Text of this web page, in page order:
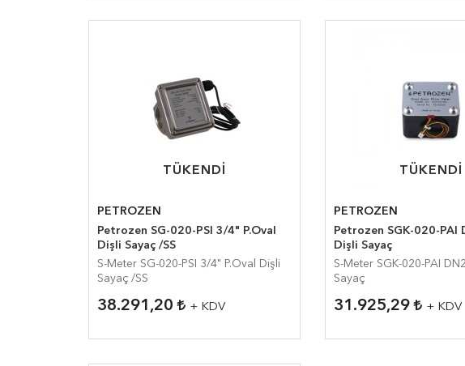
TÜKENDI
TÜKENDI
PETROZEN
Petrozen SG-020-PSI 3/4" P.Oval
Dişli Sayaç /SS
S-Meter SG-020-PSI 3/4" P.Oval Dişli
Sayaç /SS
38.291,20 + KDV
TÜKENDI
TÜKENDI
PETROZEN
Petrozen SGK-020-PAI DN20 Oval
Dişli Sayaç
S-Meter SGK-020-PAI DN20 Oval Dişli
Sayaç
31.925,29 + KDV